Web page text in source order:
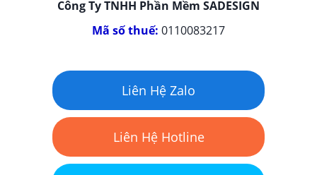
Công Ty TNHH Phần Mềm SADESIGN
Mã số thuế: 0110083217
Liên Hệ Zalo
Liên Hệ Hotline